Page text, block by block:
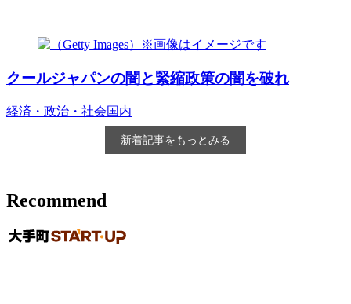
クールジャパンの闇と緊縮政策の闇を破れ
経済・政治・社会国内
新着記事をもっとみる
Recommend